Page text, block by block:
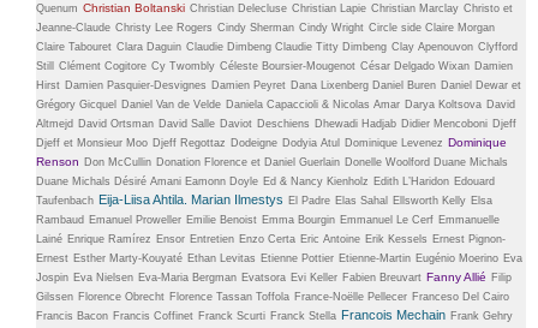
Quenum Christian Boltanski Christian Delecluse Christian Lapie Christian Marclay Christo et
Jeanne-Claude Christy Lee Rogers Cindy Sherman Cindy Wright Circle side Claire Morgan
Claire Tabouret Clara Daguin Claudie Dimbeng Claudie Titty Dimbeng Clay Apenouvon Clyfford
Still
Clément Cogitore Cy Twombly Céleste Boursier-Mougenot César Delgado Wixan Damien
Hirst Damien Pasquier-Desvignes Damien Peyret Dana Lixenberg Daniel Buren Daniel Dewar et
Grégory Gicquel
Daniel Van de Velde Daniela Capaccioli & Nicolas Amar Darya Koltsova David
Altmejd David Ortsman David Salle Daviot Deschiens Dhewadi Hadjab Didier Mencoboni Djeff
Djeff et Monsieur Moo Djeff Regottaz Dodeigne Dodyia Atul Dominique Levenez Dominique
Renson Don McCullin Donation Florence et Daniel Guerlain Donelle Woolford Duane Michals
Duane Michals Désiré Amani Eamonn Doyle Ed & Nancy Kienholz Edith L’Haridon Edouard
Taufenbach Eija-Liisa Ahtila. Marian Ilmestys El Padre Elas Sahal Ellsworth Kelly Elsa
Rambaud Emanuel Proweller Emilie Benoist Emma Bourgin Emmanuel Le Cerf Emmanuelle
Lainé Enrique Ramírez Ensor Entretien Enzo Certa Eric Antoine Erik Kessels Ernest Pignon-
Ernest Esther Marty-Kouyaté Ethan Levitas Etienne Pottier Etienne-Martin Eugénio Moerino Eva
Jospin Eva Nielsen Eva-Maria Bergman Evatsora Evi Keller Fabien Breuvart Fanny Allié Filip
Gilssen Florence Obrecht Florence Tassan Toffola France-Noëlle Pellecer Franceso Del Cairo
Francis Bacon Francis Coffinet Franck Scurti Franck Stella Francois Mechain Frank Gehry